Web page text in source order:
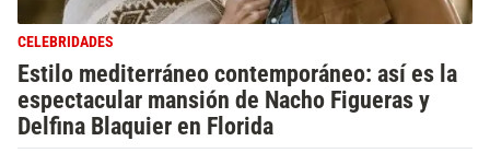
CELEBRIDADES
Estilo mediterráneo contemporáneo: así es la
espectacular mansión de Nacho Figueras y
Delfina Blaquier en Florida